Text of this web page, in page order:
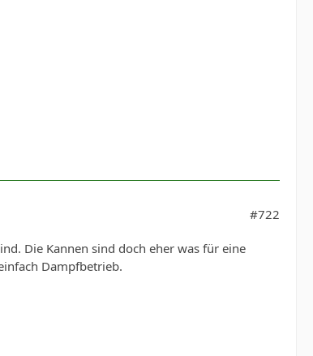
#722
Die Kannen sind doch eher was für eine
Dampfbetrieb.